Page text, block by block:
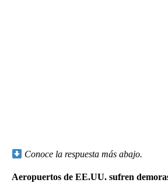
Conoce la respuesta más abajo.
Aeropuertos de EE.UU. sufren